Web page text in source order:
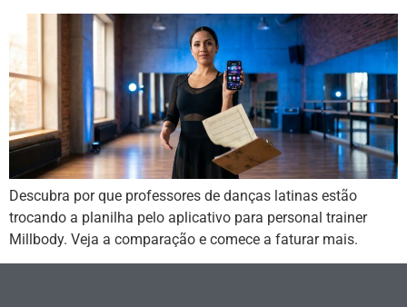
Descubra por que professores de danças latinas estão
trocando a planilha pelo aplicativo para personal trainer
Millbody. Veja a comparação e comece a faturar mais.